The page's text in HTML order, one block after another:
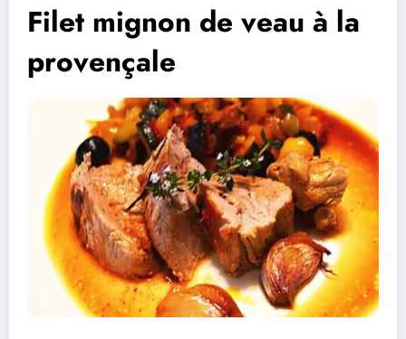
Filet mignon de veau à la
provençale